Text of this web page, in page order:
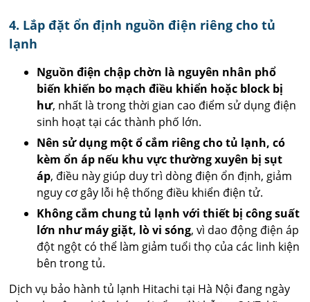
4. Lắp đặt ổn định nguồn điện riêng cho tủ
lạnh
Nguồn điện chập chờn là nguyên nhân phổ
biến khiến bo mạch điều khiển hoặc block bị
hư, nhất là trong thời gian cao điểm sử dụng điện
sinh hoạt tại các thành phố lớn.
Nên sử dụng một ổ cắm riêng cho tủ lạnh, có
kèm ổn áp nếu khu vực thường xuyên bị sụt
áp, điều này giúp duy trì dòng điện ổn định, giảm
nguy cơ gây lỗi hệ thống điều khiển điện tử.
Không cắm chung tủ lạnh với thiết bị công suất
lớn như máy giặt, lò vi sóng, vì dao động điện áp
đột ngột có thể làm giảm tuổi thọ của các linh kiện
bên trong tủ.
Dịch vụ bảo hành tủ lạnh Hitachi tại Hà Nội đang ngày